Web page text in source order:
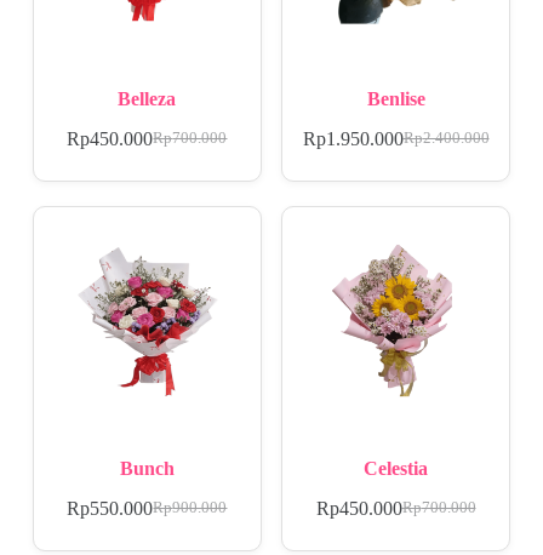
Belleza
Rp700.000
Rp450.000
Benlise
Rp2.400.000
Rp1.950.000
Bunch
Rp900.000
Rp550.000
Celestia
Rp700.000
Rp450.000